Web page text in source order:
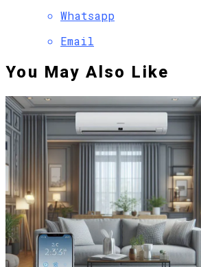
Whatsapp
Email
You May Also Like